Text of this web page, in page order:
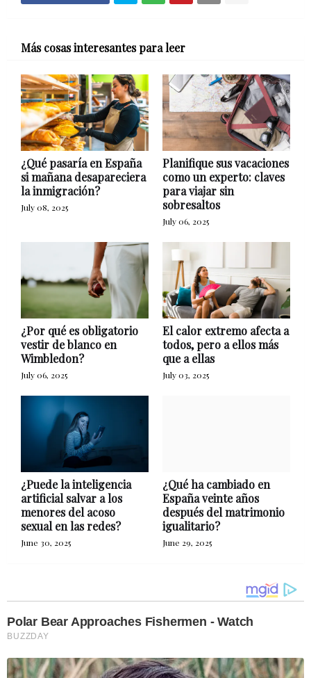
Más cosas interesantes para leer
¿Qué pasaría en España
si mañana desapareciera
la inmigración?
July 08, 2025
Planifique sus vacaciones
como un experto: claves
para viajar sin
sobresaltos
July 06, 2025
¿Por qué es obligatorio
vestir de blanco en
Wimbledon?
July 06, 2025
El calor extremo afecta a
todos, pero a ellos más
que a ellas
July 03, 2025
¿Puede la inteligencia
artificial salvar a los
menores del acoso
sexual en las redes?
June 30, 2025
¿Qué ha cambiado en
España veinte años
después del matrimonio
igualitario?
June 29, 2025